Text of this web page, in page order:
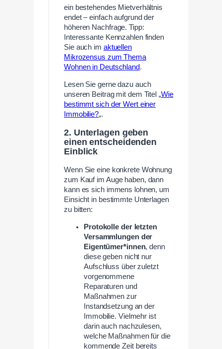
ein bestehendes Mietverhältnis
endet – einfach aufgrund der
höheren Nachfrage. Tipp:
Interessante Kennzahlen finden
Sie auch im aktuellen
Mikrozensus zum Thema
Wohnen in Deutschland.
Lesen Sie gerne dazu auch
unseren Beitrag mit dem Titel „Wie
bestimmt sich der Wert einer
Immobilie?„.
2. Unterlagen geben
einen entscheidenden
Einblick
Wenn Sie eine konkrete Wohnung
zum Kauf im Auge haben, dann
kann es sich immens lohnen, um
Einsicht in bestimmte Unterlagen
zu bitten:
Protokolle der letzten
Versammlungen der
Eigentümer*innen, denn
diese geben nicht nur
Aufschluss über zuletzt
vorgenommene
Reparaturen und
Maßnahmen zur
Instandsetzung an der
Immobilie. Vielmehr ist
darin auch nachzulesen,
welche Maßnahmen für die
kommende Zeit bereits